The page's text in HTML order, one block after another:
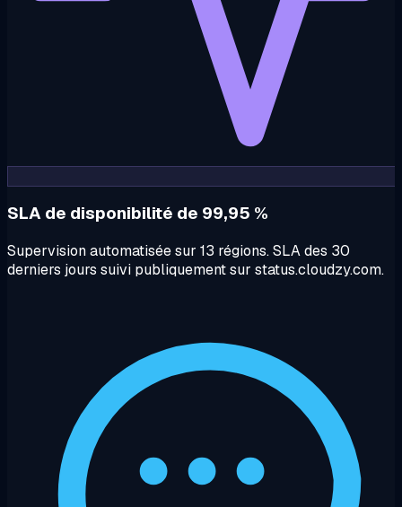
SLA de disponibilité de 99,95 %
Supervision automatisée sur 13 régions. SLA des 30
derniers jours suivi publiquement sur status.cloudzy.com.